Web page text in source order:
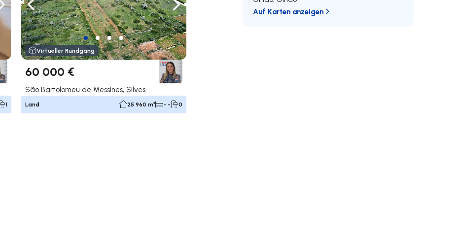
Nach rechts navigieren
1
Nach links navigieren Nach rechts navigieren
Virtueller Rundgang
60 000 €
São Bartolomeu de Messines, Silves
Land 25 960 m² - - 0
Auf Karten anzeigen